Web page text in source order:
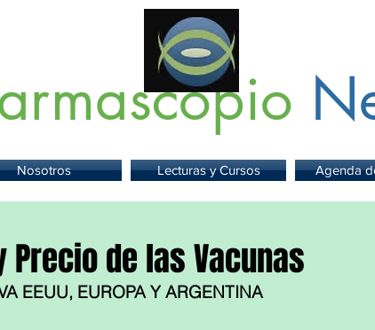
Nosotros Lecturas y Cursos Agenda
Precio de las Vacunas
EEUU, EUROPA Y ARGENTINA